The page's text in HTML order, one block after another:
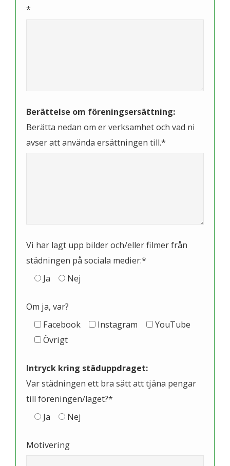
*
Berättelse om föreningsersättning:
Berätta nedan om er verksamhet och vad ni
avser att använda ersättningen till.*
Vi har lagt upp bilder och/eller filmer från
städningen på sociala medier:*
Ja
Nej
Om ja, var?
Facebook
Instagram
YouTube
Övrigt
Intryck kring städuppdraget:
Var städningen ett bra sätt att tjäna pengar
till föreningen/laget?*
Ja
Nej
Motivering